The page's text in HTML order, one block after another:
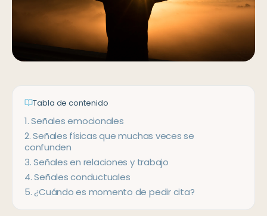
Tabla de contenido
1.Señales emocionales
2.Señales físicas que muchas veces se
confunden
3.Señales en relaciones y trabajo
4.Señales conductuales
5.¿Cuándo es momento de pedir cita?